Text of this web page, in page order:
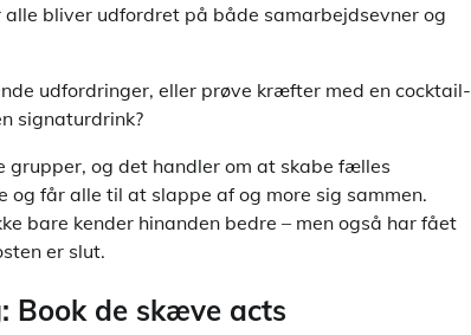
bliver udfordret på både samarbejdsevner og
udfordringer, eller prøve kræfter med en cocktail-
signaturdrink?
og det handler om at skabe fælles
får alle til at slappe af og more sig sammen.
bare kender hinanden bedre – men også har fået
er slut.
Book de skæve acts